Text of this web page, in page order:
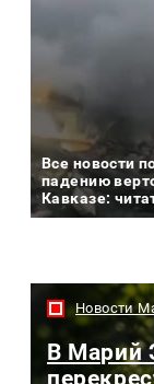
Все новости
падению
Кавказе:
Новости
В Марий